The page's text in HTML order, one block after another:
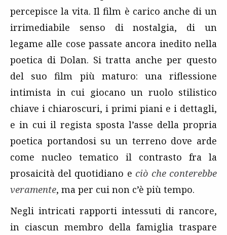
percepisce la vita. Il film è carico anche di un
irrimediabile senso di nostalgia, di un
legame alle cose passate ancora inedito nella
poetica di Dolan. Si tratta anche per questo
del suo film più maturo: una riflessione
intimista in cui giocano un ruolo stilistico
chiave i chiaroscuri, i primi piani e i dettagli,
e in cui il regista sposta l’asse della propria
poetica portandosi su un terreno dove arde
come nucleo tematico il contrasto fra la
prosaicità del quotidiano e ciò che conterebbe
veramente, ma per cui non c’è più tempo.
Negli intricati rapporti intessuti di rancore,
in ciascun membro della famiglia traspare